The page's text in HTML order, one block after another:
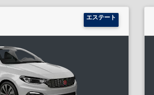
エステート